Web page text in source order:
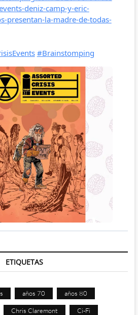
ETIQUETAS
años 70 años 80
Chris Claremont Ci-Fi